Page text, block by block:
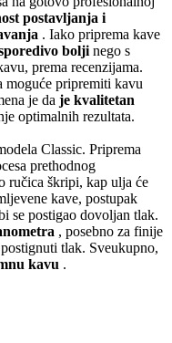
postavljanja i
. Iako priprema kave
bolji nego s
prema recenzijama.
moguće pripremiti kavu
je da je kvalitetan
optimalnih rezultata.
Classic. Priprema
prethodnog
ručica škripi, kap ulja će
kave, postupak
se postigao dovoljan tlak.
, posebno za finije
tlak. Sveukupno,
kavu .